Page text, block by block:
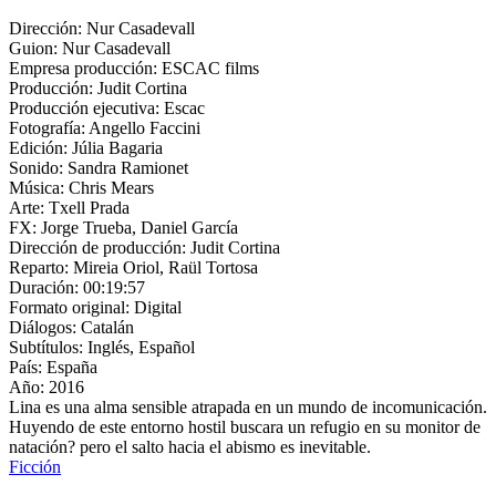
Dirección: Nur Casadevall
Guion: Nur Casadevall
Empresa producción: ESCAC films
Producción: Judit Cortina
Producción ejecutiva: Escac
Fotografía: Angello Faccini
Edición: Júlia Bagaria
Sonido: Sandra Ramionet
Música: Chris Mears
Arte: Txell Prada
FX: Jorge Trueba, Daniel García
Dirección de producción: Judit Cortina
Reparto: Mireia Oriol, Raül Tortosa
Duración: 00:19:57
Formato original: Digital
Diálogos: Catalán
Subtítulos: Inglés, Español
País: España
Año: 2016
Lina es una alma sensible atrapada en un mundo de incomunicación.
Huyendo de este entorno hostil buscara un refugio en su monitor de
natación? pero el salto hacia el abismo es inevitable.
Ficción